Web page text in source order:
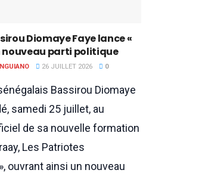
Diomaye Faye lance «
nouveau parti politique
26 JUILLET 2026 0
Bassirou Diomaye
samedi 25 juillet, au
de sa nouvelle formation
Les Patriotes
ouvrant ainsi un nouveau